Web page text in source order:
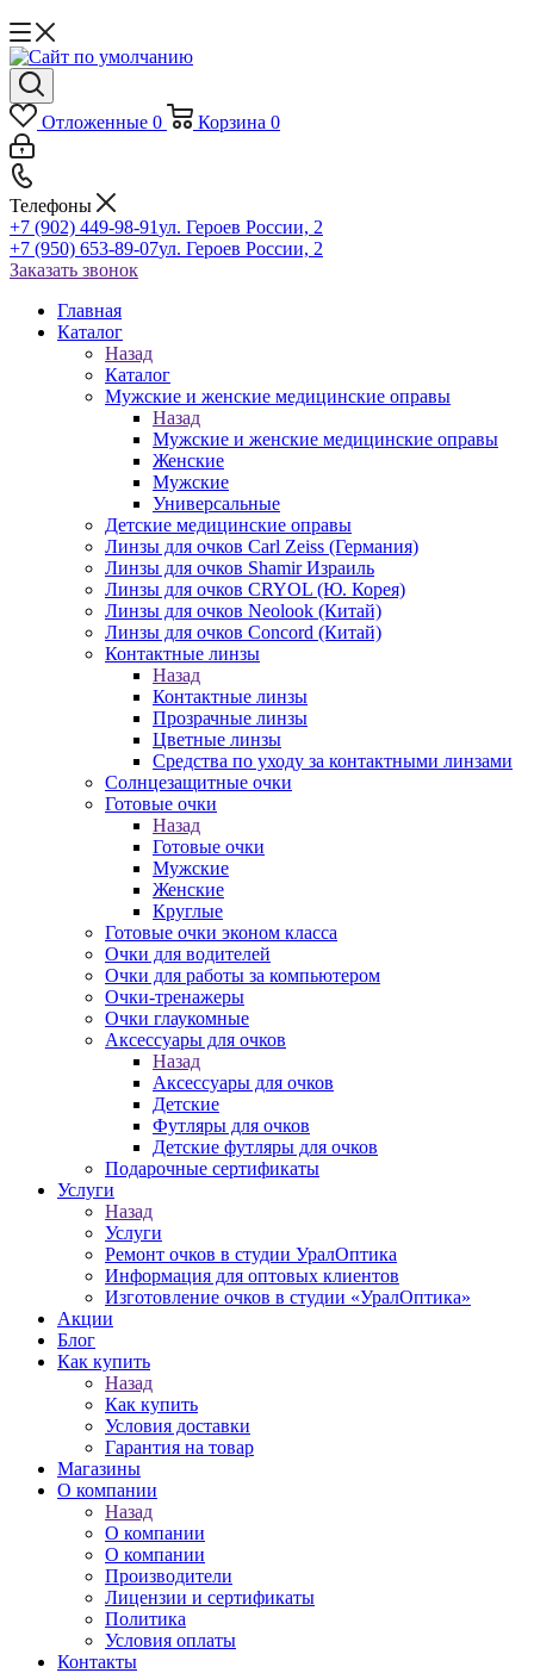
Отложенные 0 Корзина 0
Телефоны
+7 (902) 449-98-91ул. Героев России, 2
+7 (950) 653-89-07ул. Героев России, 2
Заказать звонок
Главная
Каталог
Назад
Каталог
Мужские и женские медицинские оправы
Назад
Мужские и женские медицинские оправы
Женские
Мужские
Универсальные
Детские медицинские оправы
Линзы для очков Carl Zeiss (Германия)
Линзы для очков Shamir Израиль
Линзы для очков CRYOL (Ю. Корея)
Линзы для очков Neolook (Китай)
Линзы для очков Concord (Китай)
Контактные линзы
Назад
Контактные линзы
Прозрачные линзы
Цветные линзы
Средства по уходу за контактными линзами
Солнцезащитные очки
Готовые очки
Назад
Готовые очки
Мужские
Женские
Круглые
Готовые очки эконом класса
Очки для водителей
Очки для работы за компьютером
Очки-тренажеры
Очки глаукомные
Аксессуары для очков
Назад
Аксессуары для очков
Детские
Футляры для очков
Детские футляры для очков
Подарочные сертификаты
Услуги
Назад
Услуги
Ремонт очков в студии УралОптика
Информация для оптовых клиентов
Изготовление очков в студии «УралОптика»
Акции
Блог
Как купить
Назад
Как купить
Условия доставки
Гарантия на товар
Магазины
О компании
Назад
О компании
О компании
Производители
Лицензии и сертификаты
Политика
Условия оплаты
Контакты